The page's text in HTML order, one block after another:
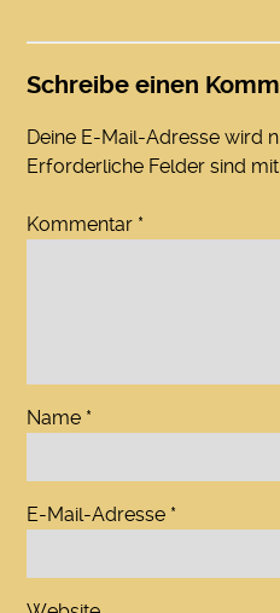
Schreibe einen
Deine E-Mail-Adresse wird
Erforderliche Felder sind mit
Kommentar *
Name *
E-Mail-Adresse *